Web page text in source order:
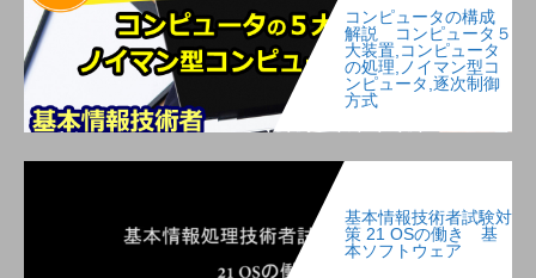
コンピュータの構成
解説 コンピュータ５
大装置,コンピュータ
の処理,ノイマン型コ
ンピュータ,逐次制御
方式
基本情報技術者試験対
策 21 OSの働き 基
本ソフトウェア